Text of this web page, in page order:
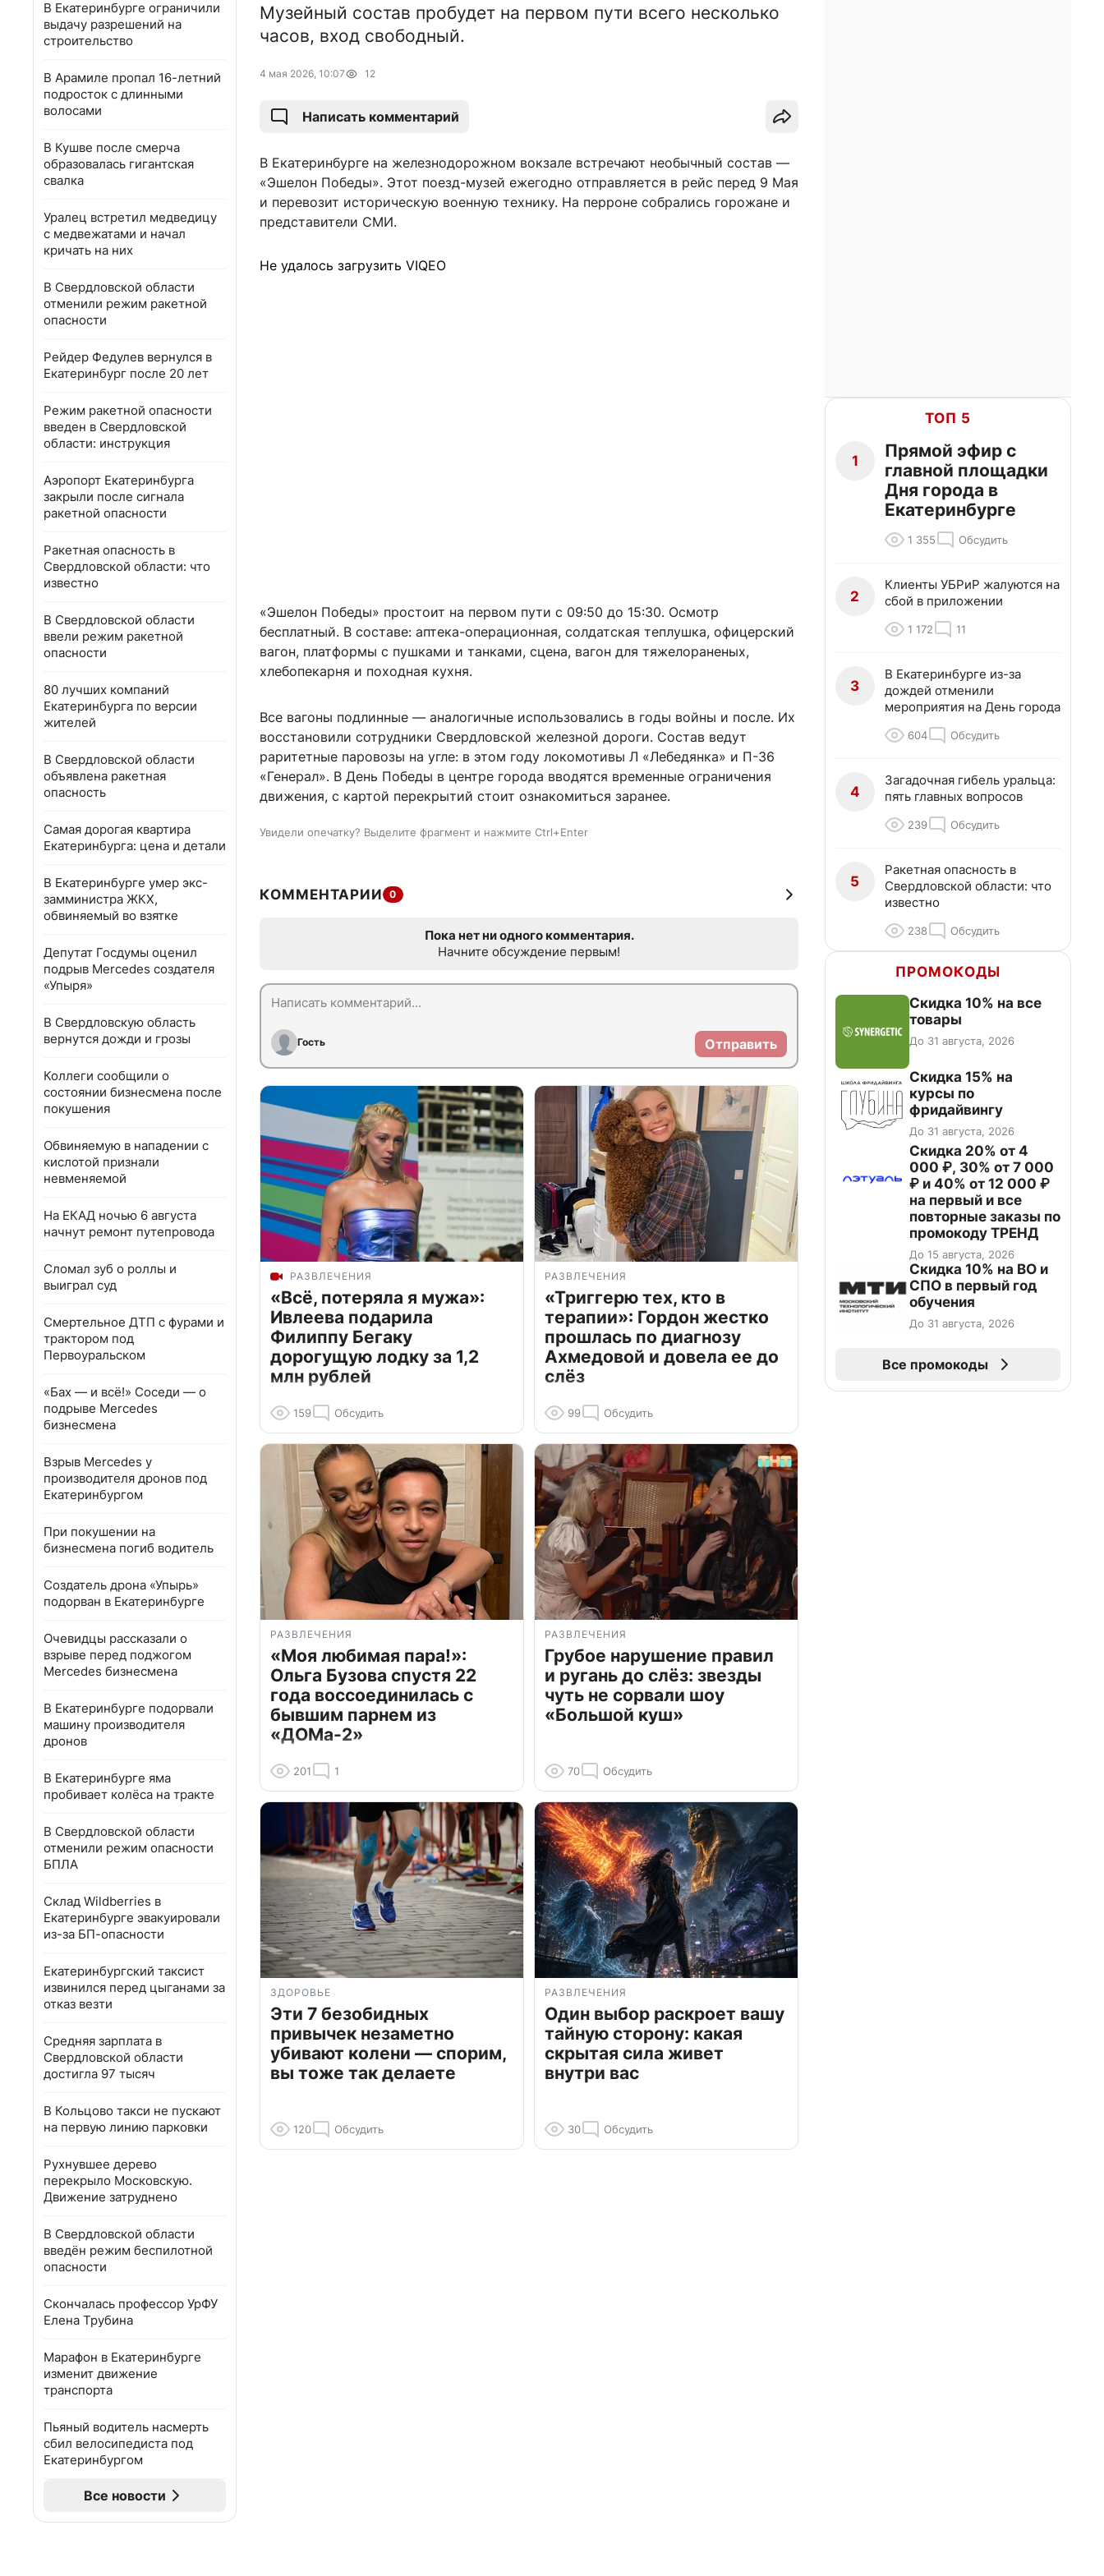
В Екатеринбурге ограничили
выдачу разрешений на
строительство
В Арамиле пропал 16-летний
подросток с длинными
волосами
В Кушве после смерча
образовалась гигантская
свалка
Уралец встретил медведицу
с медвежатами и начал
кричать на них
В Свердловской области
отменили режим ракетной
опасности
Рейдер Федулев вернулся в
Екатеринбург после 20 лет
Режим ракетной опасности
введен в Свердловской
области: инструкция
Аэропорт Екатеринбурга
закрыли после сигнала
ракетной опасности
Ракетная опасность в
Свердловской области: что
известно
В Свердловской области
ввели режим ракетной
опасности
80 лучших компаний
Екатеринбурга по версии
жителей
В Свердловской области
объявлена ракетная
опасность
Самая дорогая квартира
Екатеринбурга: цена и детали
В Екатеринбурге умер экс-
замминистра ЖКХ,
обвиняемый во взятке
Депутат Госдумы оценил
подрыв Mercedes создателя
«Упыря»
В Свердловскую область
вернутся дожди и грозы
Коллеги сообщили о
состоянии бизнесмена после
покушения
Обвиняемую в нападении с
кислотой признали
невменяемой
На ЕКАД ночью 6 августа
начнут ремонт путепровода
Сломал зуб о роллы и
выиграл суд
Смертельное ДТП с фурами и
трактором под
Первоуральском
«Бах — и всё!» Соседи — о
подрыве Mercedes
бизнесмена
Взрыв Mercedes у
производителя дронов под
Екатеринбургом
При покушении на
бизнесмена погиб водитель
Создатель дрона «Упырь»
подорван в Екатеринбурге
Очевидцы рассказали о
взрыве перед поджогом
Mercedes бизнесмена
В Екатеринбурге подорвали
машину производителя
дронов
В Екатеринбурге яма
пробивает колёса на тракте
В Свердловской области
отменили режим опасности
БПЛА
Склад Wildberries в
Екатеринбурге эвакуировали
из-за БП-опасности
Екатеринбургский таксист
извинился перед цыганами за
отказ везти
Средняя зарплата в
Свердловской области
достигла 97 тысяч
В Кольцово такси не пускают
на первую линию парковки
Рухнувшее дерево
перекрыло Московскую.
Движение затруднено
В Свердловской области
введён режим беспилотной
опасности
Скончалась профессор УрФУ
Елена Трубина
Марафон в Екатеринбурге
изменит движение
транспорта
Пьяный водитель насмерть
сбил велосипедиста под
Екатеринбургом
Все новости
Музейный состав пробудет на первом пути всего несколько
часов, вход свободный.
4 мая 2026, 10:07 12
Написать комментарий
В Екатеринбурге на железнодорожном вокзале встречают необычный состав —
«Эшелон Победы». Этот поезд-музей ежегодно отправляется в рейс перед 9 Мая
и перевозит историческую военную технику. На перроне собрались горожане и
представители СМИ.
Не удалось загрузить VIQEO
«Эшелон Победы» простоит на первом пути с 09:50 до 15:30. Осмотр
бесплатный. В составе: аптека-операционная, солдатская теплушка, офицерский
вагон, платформы с пушками и танками, сцена, вагон для тяжелораненых,
хлебопекарня и походная кухня.
Все вагоны подлинные — аналогичные использовались в годы войны и после. Их
восстановили сотрудники Свердловской железной дороги. Состав ведут
раритетные паровозы на угле: в этом году локомотивы Л «Лебедянка» и П-36
«Генерал». В День Победы в центре города вводятся временные ограничения
движения, с картой перекрытий стоит ознакомиться заранее.
Увидели опечатку? Выделите фрагмент и нажмите Ctrl+Enter
КОММЕНТАРИИ 0
Пока нет ни одного комментария.
Начните обсуждение первым!
Гость Отправить
РАЗВЛЕЧЕНИЯ
«Всё, потеряла я мужа»:
Ивлеева подарила
Филиппу Бегаку
дорогущую лодку за 1,2
млн рублей
159 Обсудить
РАЗВЛЕЧЕНИЯ
«Триггерю тех, кто в
терапии»: Гордон жестко
прошлась по диагнозу
Ахмедовой и довела ее до
слёз
99 Обсудить
РАЗВЛЕЧЕНИЯ
«Моя любимая пара!»:
Ольга Бузова спустя 22
года воссоединилась с
бывшим парнем из
«ДОМа-2»
201 1
РАЗВЛЕЧЕНИЯ
Грубое нарушение правил
и ругань до слёз: звезды
чуть не сорвали шоу
«Большой куш»
70 Обсудить
ЗДОРОВЬЕ
Эти 7 безобидных
привычек незаметно
убивают колени — спорим,
вы тоже так делаете
120 Обсудить
РАЗВЛЕЧЕНИЯ
Один выбор раскроет вашу
тайную сторону: какая
скрытая сила живет
внутри вас
30 Обсудить
ТОП 5
1
Прямой эфир с
главной площадки
Дня города в
Екатеринбурге
1 355 Обсудить
2
Клиенты УБРиР жалуются на
сбой в приложении
1 172 11
3
В Екатеринбурге из-за
дождей отменили
мероприятия на День города
604 Обсудить
4
Загадочная гибель уральца:
пять главных вопросов
239 Обсудить
5
Ракетная опасность в
Свердловской области: что
известно
238 Обсудить
ПРОМОКОДЫ
Скидка 10% на все
товары
До 31 августа, 2026
Скидка 15% на
курсы по
фридайвингу
До 31 августа, 2026
Скидка 20% от 4
000 ₽, 30% от 7 000
₽ и 40% от 12 000 ₽
на первый и все
повторные заказы по
промокоду ТРЕНД
До 15 августа, 2026
Скидка 10% на ВО и
СПО в первый год
обучения
До 31 августа, 2026
Все промокоды